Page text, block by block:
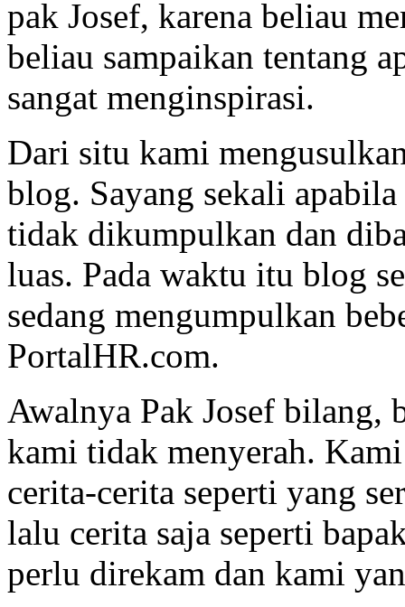
pak Josef, karena beliau
beliau sampaikan tentang
sangat menginspirasi.
Dari situ kami
blog. Sayang sekali
tidak dikumpulkan dan
luas. Pada waktu itu blog
sedang mengumpulkan
PortalHR.com.
Awalnya Pak Josef bilang,
kami tidak menyerah.
cerita-cerita seperti yang
lalu cerita saja seperti
perlu direkam dan kami